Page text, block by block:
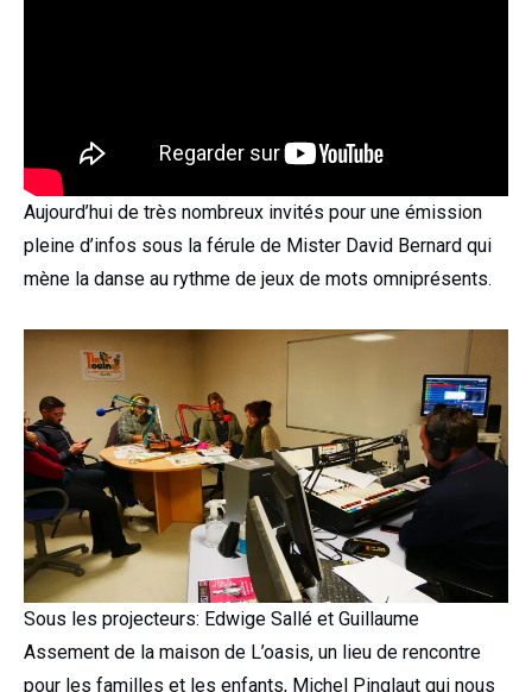
Aujourd’hui de très nombreux invités pour une émission
pleine d’infos sous la férule de Mister David Bernard qui
mène la danse au rythme de jeux de mots omniprésents.
Sous les projecteurs: Edwige Sallé et Guillaume
Assement de la maison de L’oasis, un lieu de rencontre
pour les familles et les enfants, Michel Pinglaut qui nous